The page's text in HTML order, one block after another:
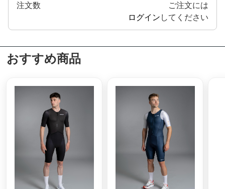
注文数
ご注文には
ログイン してください
おすすめ商品